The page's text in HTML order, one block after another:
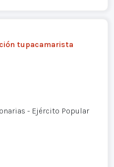
tupacamarista
- Ejército Popular